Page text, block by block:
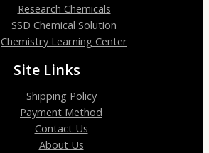
Research Chemicals
SSD Chemical Solution
Chemistry Learning Center
Site Links
Shipping Policy
Payment Method
Contact Us
About Us